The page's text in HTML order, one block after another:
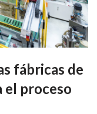
fábricas de
el proceso